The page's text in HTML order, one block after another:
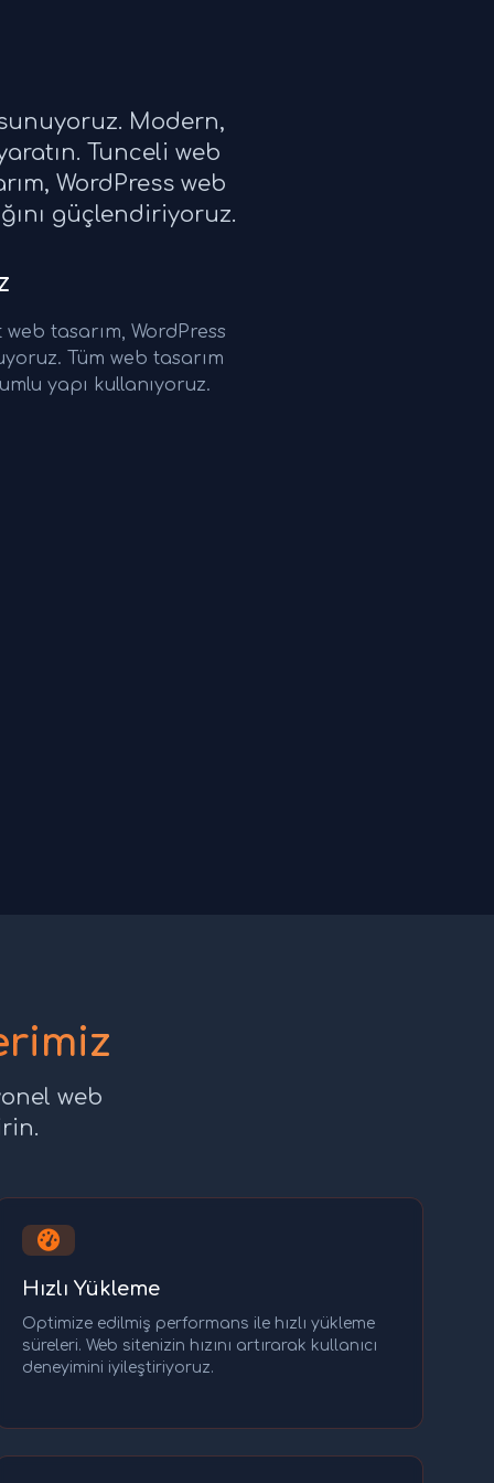
Modern,
Tunceli web
WordPress web
güçlendiriyoruz.
tasarım, WordPress
Tüm web tasarım
yapı kullanıyoruz.
web
Hızlı Yükleme
Optimize edilmiş performans ile hızlı yükleme
süreleri. Web sitenizin hızını artırarak kullanıcı
deneyimini iyileştiriyoruz.